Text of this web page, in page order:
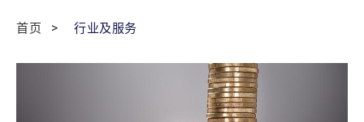
首页 行业及服务